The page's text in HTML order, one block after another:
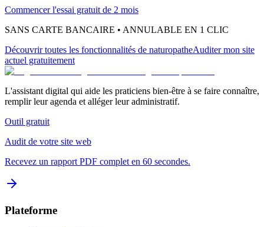
Commencer l'essai gratuit de 2 mois
SANS CARTE BANCAIRE • ANNULABLE EN 1 CLIC
Découvrir toutes les fonctionnalités de naturopatheAuditer mon site
actuel gratuitement
L'assistant digital qui aide les praticiens bien-être à se faire connaître,
remplir leur agenda et alléger leur administratif.
Outil gratuit
Audit de votre site web
Recevez un rapport PDF complet en 60 secondes.
Plateforme